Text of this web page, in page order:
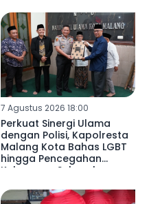
7 Agustus 2026 18:00
Perkuat Sinergi Ulama
dengan Polisi, Kapolresta
Malang Kota Bahas LGBT
hingga Pencegahan
Kekerasan Seksual